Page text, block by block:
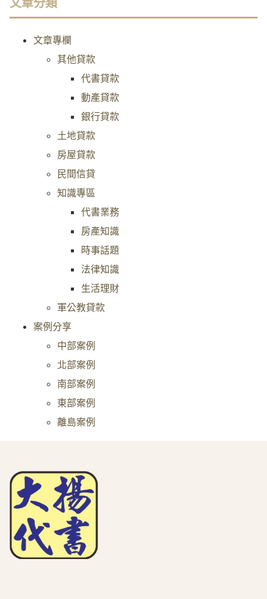
文章分類
文章專欄
其他貸款
代書貸款
動產貸款
銀行貸款
土地貸款
房屋貸款
民間信貸
知識專區
代書業務
房產知識
時事話題
法律知識
生活理財
軍公教貸款
案例分享
中部案例
北部案例
南部案例
東部案例
離島案例